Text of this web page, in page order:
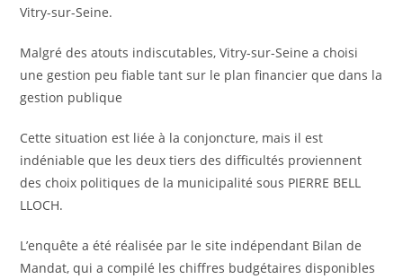
Vitry-sur-Seine.
Malgré des atouts indiscutables, Vitry-sur-Seine a choisi
une gestion peu fiable tant sur le plan financier que dans la
gestion publique
Cette situation est liée à la conjoncture, mais il est
indéniable que les deux tiers des difficultés proviennent
des choix politiques de la municipalité sous PIERRE BELL
LLOCH.
L’enquête a été réalisée par le site indépendant Bilan de
Mandat, qui a compilé les chiffres budgétaires disponibles